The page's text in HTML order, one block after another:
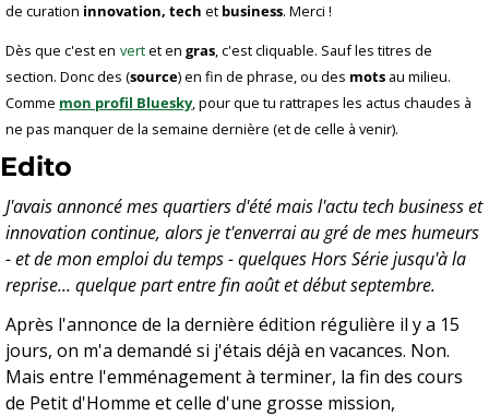
de curation innovation, tech et business. Merci !
Dès que c'est en vert et en gras, c'est cliquable. Sauf les titres de
section. Donc des (source) en fin de phrase, ou des mots au milieu.
Comme mon profil Bluesky, pour que tu rattrapes les actus chaudes à
ne pas manquer de la semaine dernière (et de celle à venir).
Edito
J'avais annoncé mes quartiers d'été mais l'actu tech business et
innovation continue, alors je t'enverrai au gré de mes humeurs
- et de mon emploi du temps - quelques Hors Série jusqu'à la
reprise... quelque part entre fin août et début septembre.
Après l'annonce de la dernière édition régulière il y a 15
jours, on m'a demandé si j'étais déjà en vacances. Non.
Mais entre l'emménagement à terminer, la fin des cours
de Petit d'Homme et celle d'une grosse mission,